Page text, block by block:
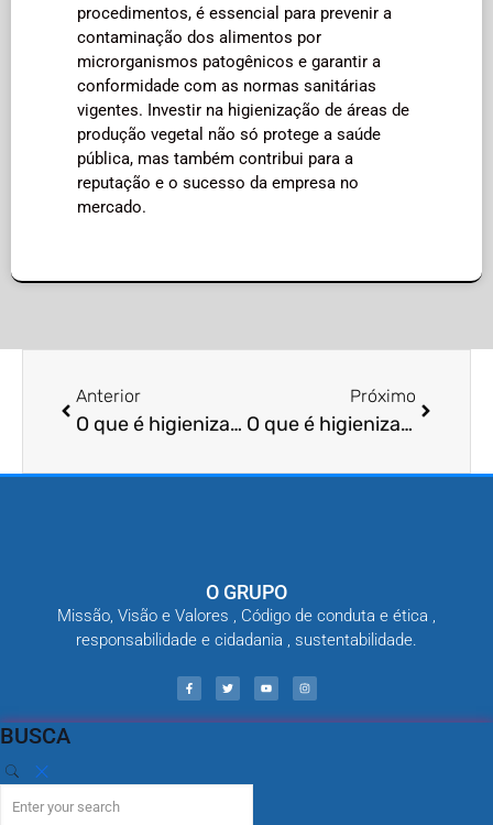
procedimentos, é essencial para prevenir a
contaminação dos alimentos por
microrganismos patogênicos e garantir a
conformidade com as normas sanitárias
vigentes. Investir na higienização de áreas de
produção vegetal não só protege a saúde
pública, mas também contribui para a
reputação e o sucesso da empresa no
mercado.
Anterior
O que é higienização de áreas de produção animal?
Próximo
O que é higienização de áreas de pesquisa científica?
O GRUPO
Missão, Visão e Valores , Código de conduta e ética ,
responsabilidade e cidadania , sustentabilidade.
BUSCA